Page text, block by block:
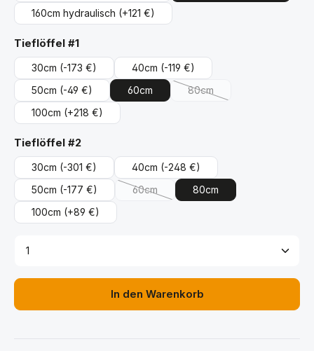
160cm hydraulisch (+121 €)
Tieflöffel #1auswählen
30cm (-173 €) 40cm (-119 €)
50cm (-49 €) 60cm 80cm
(Diese Option ist zurzeit
100cm (+218 €)
Tieflöffel #2auswählen
30cm (-301 €) 40cm (-248 €)
50cm (-177 €) 60cm
(Diese Option ist zurzeit nicht verfügbar.)
80cm
100cm (+89 €)
Produkt Anzahl: Gib den gewünschten Wert ein
In den Warenkorb